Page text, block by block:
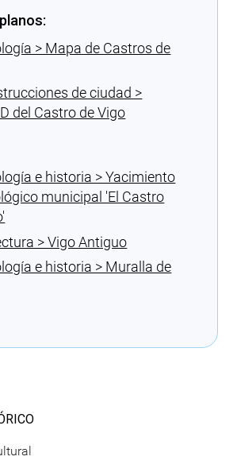
> Mapa de Castros de
de ciudad >
del Castro de Vigo
e historia > Yacimiento
municipal 'El Castro
> Vigo Antiguo
e historia > Muralla de